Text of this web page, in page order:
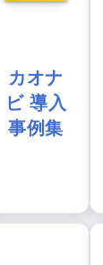
カオナ
ビ 導入
事例集